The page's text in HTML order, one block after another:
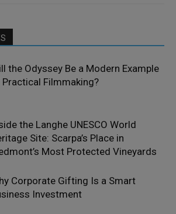
the Odyssey Be a Modern Example
Filmmaking?
the Langhe UNESCO World
Site: Scarpa’s Place in
Most Protected Vineyards
Corporate Gifting Is a Smart
Investment